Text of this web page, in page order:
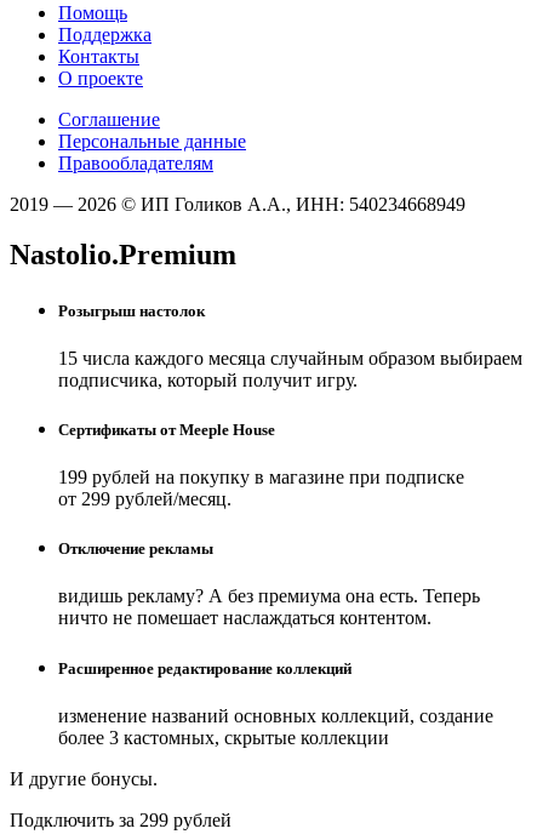
Помощь
Поддержка
Контакты
О проекте
Соглашение
Персональные данные
Правообладателям
2019 — 2026 © ИП Голиков А.А., ИНН: 540234668949
Nastolio.Premium
Розыгрыш настолок
15 числа каждого месяца случайным образом выбираем
подписчика, который получит игру.
Сертификаты от Meeple House
199 рублей на покупку в магазине при подписке
от 299 рублей/месяц.
Отключение рекламы
видишь рекламу? А без премиума она есть. Теперь
ничто не помешает наслаждаться контентом.
Расширенное редактирование коллекций
изменение названий основных коллекций, создание
более 3 кастомных, скрытые коллекции
И другие бонусы.
Подключить за 299 рублей